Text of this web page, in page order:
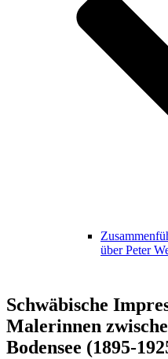
über Peter
Schwäbische
Malerinnen
Bodensee (1895-